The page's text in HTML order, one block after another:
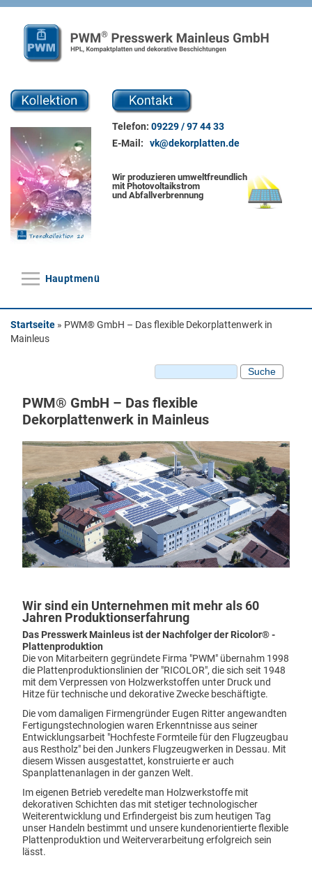
Telefon: 09229 / 97 44 33
E-Mail: vk@dekorplatten.de
Wir produzieren umweltfreundlich
mit Photovoltaikstrom
und Abfallverbrennung
Hauptmenü
Hauptmenü
Plattenmaterial
HPL beschichtete MDF Platten
HPL beschichtete Spanplatten
Dekorkollektion
Oberflächenstrukturen
Unifarbene Dekore
Holzdekore
Stein-Fantasiedekore
Dekorverpressungen
Digitaldruck Dekorplatten
Dekorplatten Einsatzgebiete
Fassadenverkleidung
Schilder und Infotafeln
Sanitärwände
Küchen & Wandverkleidung
Tür-, Tor-, Zaunfeld-Füllungen
Wind- und Sichtschutz
Arbeitstische & Arbeitsplatten
Tisch- und Bodenplatten
Schall- und Hochwasserschutz
Maschinenverkleidungen
Montageplatten
Hochabriebfestes Plattenmaterial
Rammschutz & Brandschutz
Unsere Schnäppchen
Sie sind hier
Startseite » PWM® GmbH – Das flexible Dekorplattenwerk in
Mainleus
Suchformular
Suche
PWM® GmbH – Das flexible
Dekorplattenwerk in Mainleus
Wir sind ein Unternehmen mit mehr als 60
Jahren Produktionserfahrung
Das Presswerk Mainleus ist der Nachfolger der Ricolor® -
Plattenproduktion
Die von Mitarbeitern gegründete Firma "PWM" übernahm 1998
die Plattenproduktionslinien der "RICOLOR", die sich seit 1948
mit dem Verpressen von Holzwerkstoffen unter Druck und
Hitze für technische und dekorative Zwecke beschäftigte.
Die vom damaligen Firmengründer Eugen Ritter angewandten
Fertigungstechnologien waren Erkenntnisse aus seiner
Entwicklungsarbeit "Hochfeste Formteile für den Flugzeugbau
aus Restholz" bei den Junkers Flugzeugwerken in Dessau. Mit
diesem Wissen ausgestattet, konstruierte er auch
Spanplattenanlagen in der ganzen Welt.
Im eigenen Betrieb veredelte man Holzwerkstoffe mit
dekorativen Schichten das mit stetiger technologischer
Weiterentwicklung und Erfindergeist bis zum heutigen Tag
unser Handeln bestimmt und unsere kundenorientierte flexible
Plattenproduktion und Weiterverarbeitung erfolgreich sein
lässt.